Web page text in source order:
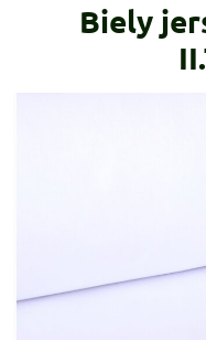
Biely